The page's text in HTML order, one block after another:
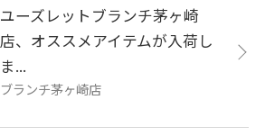
ユーズレットブランチ茅ヶ崎
店、オススメアイテムが入荷し
ま...
ブランチ茅ヶ崎店